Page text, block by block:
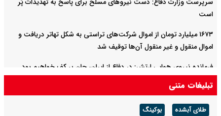
است
۱۶۷۳ میلیارد تومان از اموال شرکت‌های تراستی به شکل تهاتر دریافت و
اموال منقول و غیر منقول آن‌ها توقیف شد
فرمانده نیروی هوایی ارتش: در دفاع از ایران، جان بر کف خواهیم بود
حمله حسین شریعتمداری به مذاکرات ایران و عمان درباره تنگه هرمز:
تبلیغات متنی
طلای آبشده بوکینگ